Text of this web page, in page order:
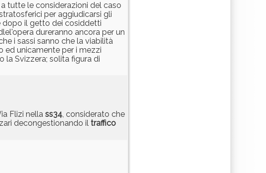
tutte le considerazioni del caso
per aggiudicarsi gli
dopo il getto dei cosiddetti
dureranno ancora per un
i sassi sanno che la viabilità
ed unicamente per i mezzi
la Svizzera; solita figura di
Flizi nella ss34, considerato che
decongestionando il traffico